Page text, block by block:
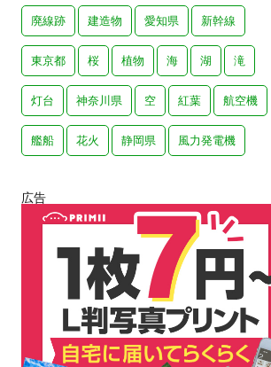
廃線跡 建造物 愛知県 新幹線
東京都 桜 植物 海 湖 滝
灯台 神奈川県 空 紅葉 航空機
艦船 花火 静岡県 風力発電機
広告